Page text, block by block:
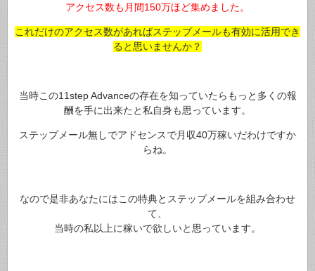
アクセス数も月間150万ほど集めました。
これだけのアクセス数があればステップメールも有効に活用でき
ると思いませんか？
当時この11step Advanceの存在を知っていたらもっと多くの報
酬を手に出来たと私自身も思っています。
ステップメール無しでアドセンスで月収40万稼いだわけですか
らね。
なので是非あなたにはこの特典とステップメールを組み合わせ
て、
当時の私以上に稼いで欲しいと思っています。